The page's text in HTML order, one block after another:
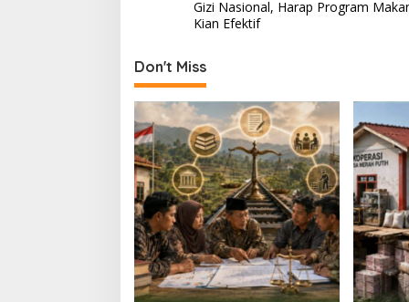
s
n
a
v
i
g
a
t
i
o
Gizi Nasional, Harap Program
Kian Efektif
Don't Miss